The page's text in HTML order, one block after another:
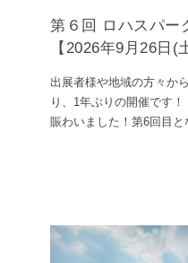
第６回 ロハスパー
【2026年9月26日(
出展者様や地域の方々か
り、1年ぶりの開催です
賑わいました！第6回目と